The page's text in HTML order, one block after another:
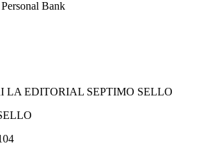
LA EDITORIAL SEPTIMO SELLO